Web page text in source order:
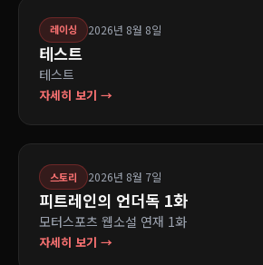
레이싱 2026년 8월 8일
테스트
테스트
자세히 보기 →
스토리 2026년 8월 7일
피트레인의 언더독 1화
모터스포츠 웹소설 연재 1화
자세히 보기 →